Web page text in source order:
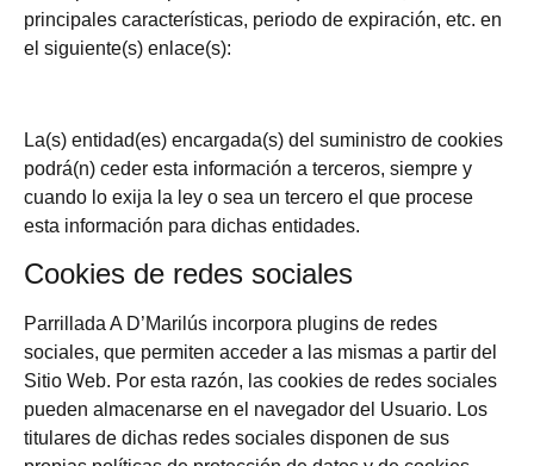
principales características, periodo de expiración, etc. en
el siguiente(s) enlace(s):
La(s) entidad(es) encargada(s) del suministro de cookies
podrá(n) ceder esta información a terceros, siempre y
cuando lo exija la ley o sea un tercero el que procese
esta información para dichas entidades.
Cookies de redes sociales
Parrillada A D’Marilús incorpora plugins de redes
sociales, que permiten acceder a las mismas a partir del
Sitio Web. Por esta razón, las cookies de redes sociales
pueden almacenarse en el navegador del Usuario. Los
titulares de dichas redes sociales disponen de sus